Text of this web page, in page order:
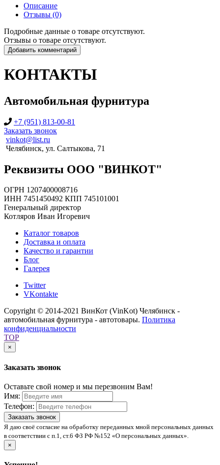
Описание
Отзывы (0)
Подробные данные о товаре отсутствуют.
Отзывы о товаре отсутствуют.
Добавить комментарий
КОНТАКТЫ
Автомобильная фурнитура
+7 (951) 813-00-81
Заказать звонок
vinkot@list.ru
Челябинск, ул. Салтыкова, 71
Реквизиты ООО "ВИНКОТ"
ОГРН 1207400008716
ИНН 7451450492 КПП 745101001
Генеральный директор
Котляров Иван Игоревич
Каталог товаров
Доставка и оплата
Качество и гарантии
Блог
Галерея
Twitter
VKontakte
Copyright © 2014-2021 ВинКот (VinKot) Челябинск -
автомобильная фурнитура - автотовары. Политика
конфиденциальности
TOP
×
Заказать звонок
Оставьте свой номер и мы перезвоним Вам!
Имя:
Телефон:
Заказать звонок
Я даю своё согласие на обработку переданных мной персональных данных
в соответствии с п.1, ст.6 ФЗ РФ №152 «О персональных данных».
×